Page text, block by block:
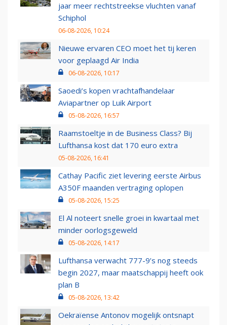
jaar meer rechtstreekse vluchten vanaf
Schiphol
06-08-2026, 10:24
Nieuwe ervaren CEO moet het tij keren
voor geplaagd Air India
06-08-2026, 10:17
Saoedi’s kopen vrachtafhandelaar
Aviapartner op Luik Airport
05-08-2026, 16:57
Raamstoeltje in de Business Class? Bij
Lufthansa kost dat 170 euro extra
05-08-2026, 16:41
Cathay Pacific ziet levering eerste Airbus
A350F maanden vertraging oplopen
05-08-2026, 15:25
El Al noteert snelle groei in kwartaal met
minder oorlogsgeweld
05-08-2026, 14:17
Lufthansa verwacht 777-9’s nog steeds
begin 2027, maar maatschappij heeft ook
plan B
05-08-2026, 13:42
Oekraïense Antonov mogelijk ontsnapt